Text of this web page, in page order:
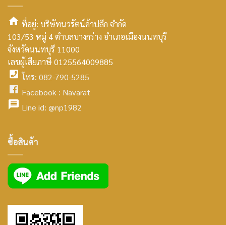
smt2
home
icon
ที่อยู่: บริษัทนวรัตน์ค้าปลีก จำกัด
103/53 หมู่ 4 ตำบลบางกร่าง อำเภอเมืองนนทบุรี
จังหวัดนนทบุรี 11000
เลขผู้เสียภาษี 0125564009885
facebook
icon
โทร: 082-790-5285
facebook
Facebook : Navarat
icon
Line id: @np1982
ซื้อสินค้า